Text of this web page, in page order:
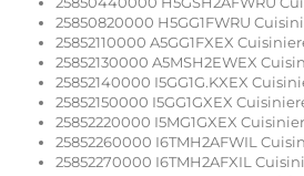
25850820000 H5GG1FWRU
25852110000 A5GG1FXEX
25852130000 A5MSH2EWEX
25852140000 I5GG1G.KXEX
25852150000 I5GG1GXEX
25852220000 I5MG1GXEX
25852260000 I6TMH2AFWIL
25852270000 I6TMH2AFXIL